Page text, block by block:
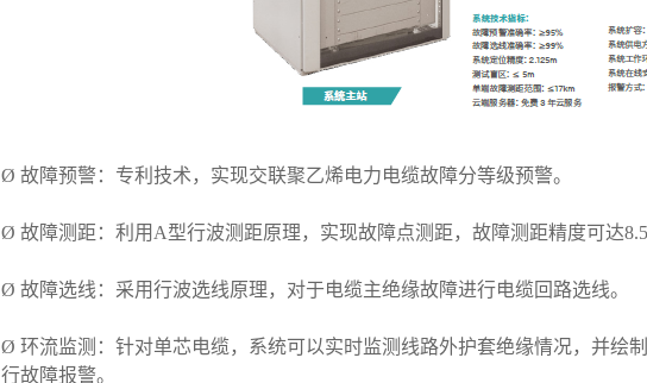
Ø 故障预警：专利技术，实现交联聚乙烯电力电缆故障分等级预警。
Ø 故障测距：利用A型行波测距原理，实现故障点测距，故障测距精度可达8.5
Ø 故障选线：采用行波选线原理，对于电缆主绝缘故障进行电缆回路选线。
Ø 环流监测：针对单芯电缆，系统可以实时监测线路外护套绝缘情况，并绘
行故障报警。